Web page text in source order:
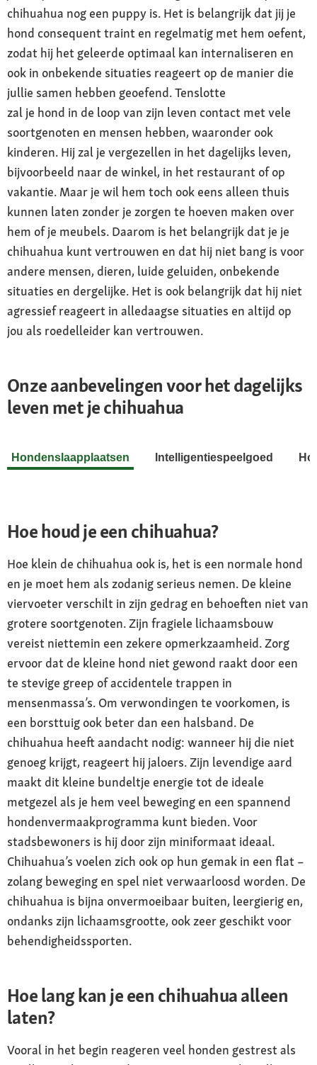
chihuahua nog een puppy is. Het is belangrijk dat jij je
hond consequent traint en regelmatig met hem oefent,
zodat hij het geleerde optimaal kan internaliseren en
ook in onbekende situaties reageert op de manier die
jullie samen hebben geoefend. Tenslotte
zal je hond in de loop van zijn leven contact met vele
soortgenoten en mensen hebben, waaronder ook
kinderen. Hij zal je vergezellen in het dagelijks leven,
bijvoorbeeld naar de winkel, in het restaurant of op
vakantie. Maar je wil hem toch ook eens alleen thuis
kunnen laten zonder je zorgen te hoeven maken over
hem of je meubels. Daarom is het belangrijk dat je je
chihuahua kunt vertrouwen en dat hij niet bang is voor
andere mensen, dieren, luide geluiden, onbekende
situaties en dergelijke. Het is ook belangrijk dat hij niet
agressief reageert in alledaagse situaties en altijd op
jou als roedelleider kan vertrouwen.
Onze aanbevelingen voor het dagelijks
leven met je chihuahua
Hondenslaapplaatsen Intelligentiespeelgoed
Hoe houd je een chihuahua?
Hoe klein de chihuahua ook is, het is een normale hond
en je moet hem als zodanig serieus nemen. De kleine
viervoeter verschilt in zijn gedrag en behoeften niet van
grotere soortgenoten. Zijn fragiele lichaamsbouw
vereist niettemin een zekere opmerkzaamheid. Zorg
ervoor dat de kleine hond niet gewond raakt door een
te stevige greep of accidentele trappen in
mensenmassa’s. Om verwondingen te voorkomen, is
een borsttuig ook beter dan een halsband. De
chihuahua heeft aandacht nodig: wanneer hij die niet
genoeg krijgt, reageert hij jaloers. Zijn levendige aard
maakt dit kleine bundeltje energie tot de ideale
metgezel als je hem veel beweging en een spannend
hondenvermaakprogramma kunt bieden. Voor
stadsbewoners is hij door zijn miniformaat ideaal.
Chihuahua’s voelen zich ook op hun gemak in een flat –
zolang beweging en spel niet verwaarloosd worden. De
chihuahua is bijna onvermoeibaar buiten, leergierig en,
ondanks zijn lichaamsgrootte, ook zeer geschikt voor
behendigheidssporten.
Hoe lang kan je een chihuahua alleen
laten?
Vooral in het begin reageren veel honden gestrest als